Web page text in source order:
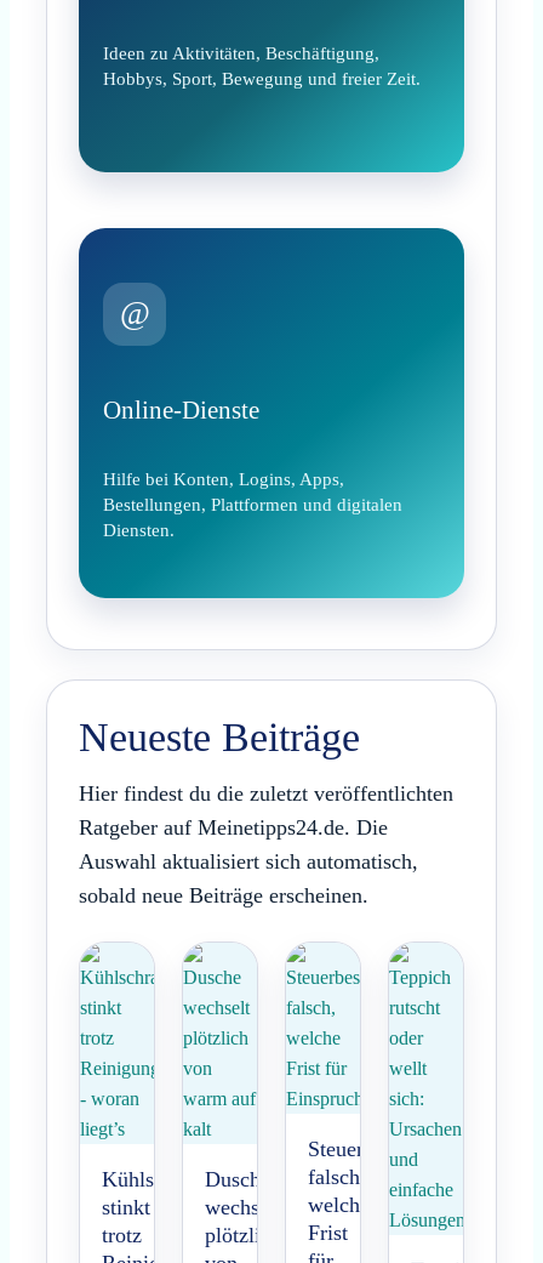
Ideen zu Aktivitäten, Beschäftigung,
Hobbys, Sport, Bewegung und freier Zeit.
@
Online-Dienste
Hilfe bei Konten, Logins, Apps,
Bestellungen, Plattformen und digitalen
Diensten.
Neueste Beiträge
Hier findest du die zuletzt veröffentlichten
Ratgeber auf Meinetipps24.de. Die
Auswahl aktualisiert sich automatisch,
sobald neue Beiträge erscheinen.
Kühlschrank
stinkt
trotz
Dusche
wechselt
plötzlich
Steuerbescheid
falsch,
welche
Frist